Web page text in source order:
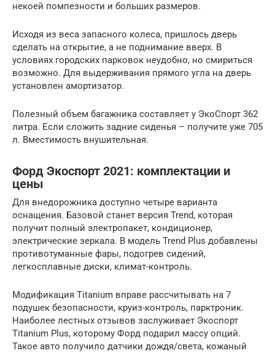
некоей помпезности и больших размеров.
Исходя из веса запасного колеса, пришлось дверь
сделать на открытие, а не поднимание вверх. В
условиях городских парковок неудобно, но смириться
возможно. Для выдерживания прямого угла на дверь
установлен амортизатор.
Полезный объем багажника составляет у ЭкоСпорт 362
литра. Если сложить задние сиденья – получите уже 705
л. Вместимость внушительная.
Форд Экоспорт 2021: комплектации и
цены
Для внедорожника доступно четыре варианта
оснащения. Базовой станет версия Trend, которая
получит полный электропакет, кондиционер,
электрические зеркала. В модель Trend Plus добавлены
противотуманные фары, подогрев сидений,
легкосплавные диски, климат-контроль.
Модификация Titanium вправе рассчитывать на 7
подушек безопасности, круиз-контроль, парктроник.
Наиболее лестных отзывов заслуживает Экоспорт
Titanium Plus, которому Форд подарил массу опций.
Такое авто получило датчики дождя/света, кожаный